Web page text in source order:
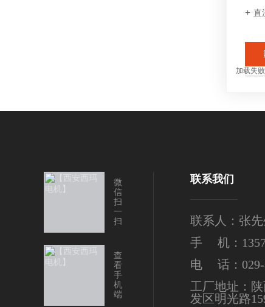
直
加载失
微
信
扫
一
扫
查
看
手
机
端
联系我们
联系人：张先
手 机：
电 话：029-
工厂地址：
发区明光路